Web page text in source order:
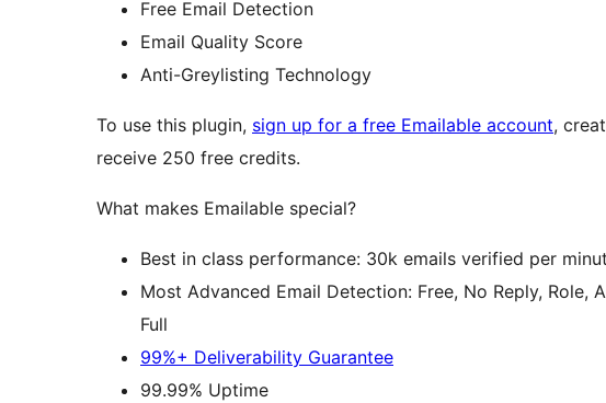
Free Email Detection
Email Quality Score
Anti-Greylisting Technology
To use this plugin, sign up for a free Emailable account,
receive 250 free credits.
What makes Emailable special?
Best in class performance: 30k emails verified per
Most Advanced Email Detection: Free, No Reply, Role,
Full
99%+ Deliverability Guarantee
99.99% Uptime